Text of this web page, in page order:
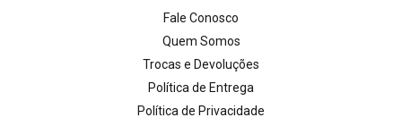
Fale Conosco
Quem Somos
Trocas e Devoluções
Política de Entrega
Política de Privacidade